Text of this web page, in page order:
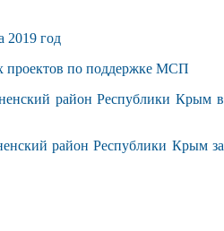
2019 год
проектов по поддержке МСП
район Республики Крым в
район Республики Крым за